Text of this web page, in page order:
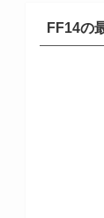
FF14の